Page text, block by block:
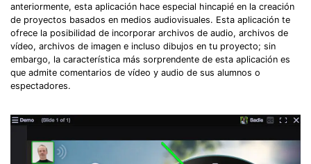
anteriormente, esta aplicación hace especial hincapié en la creación
de proyectos basados en medios audiovisuales. Esta aplicación te
ofrece la posibilidad de incorporar archivos de audio, archivos de
vídeo, archivos de imagen e incluso dibujos en tu proyecto; sin
embargo, la característica más sorprendente de esta aplicación es
que admite comentarios de vídeo y audio de sus alumnos o
espectadores.